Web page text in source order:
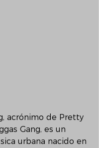
acrónimo de Pretty
Gang, es un
urbana nacido en